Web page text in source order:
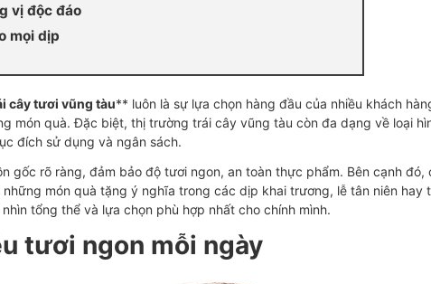
vị độc đáo
mọi dịp
cây tươi vũng tàu** luôn là sự lựa chọn hàng đầu của nhiều khách
món quà. Đặc biệt, thị trường trái cây vũng tàu còn đa dạng về loại
đích sử dụng và ngân sách.
gốc rõ ràng, đảm bảo độ tươi ngon, an toàn thực phẩm. Bên cạnh đó,
món quà tặng ý nghĩa trong các dịp khai trương, lễ tân niên hay
tổng thể và lựa chọn phù hợp nhất cho chính mình.
tươi ngon mỗi ngày